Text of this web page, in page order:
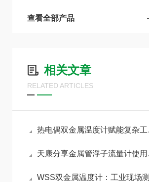
查看全部产品
相关文章
RELATED ARTICLES
热电偶双金属温度计赋能复杂工况精准管控
天康分享金属管浮子流量计使用与维护
WSS双金属温度计：工业现场测温的“全能通用标尺”